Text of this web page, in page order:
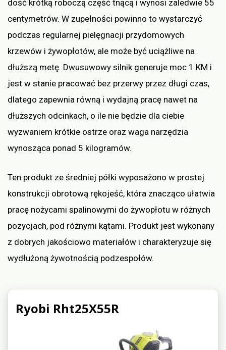
dość krótką roboczą część tnącą i wynosi zaledwie 55
centymetrów. W zupełności powinno to wystarczyć
podczas regularnej pielęgnacji przydomowych
krzewów i żywopłotów, ale może być uciążliwe na
dłuższą metę. Dwusuwowy silnik generuje moc 1 KM i
jest w stanie pracować bez przerwy przez długi czas,
dlatego zapewnia równą i wydajną pracę nawet na
dłuższych odcinkach, o ile nie będzie dla ciebie
wyzwaniem krótkie ostrze oraz waga narzędzia
wynosząca ponad 5 kilogramów.
Ten produkt ze średniej półki wyposażono w prostej
konstrukcji obrotową rękojeść, która znacząco ułatwia
pracę nożycami spalinowymi do żywopłotu w różnych
pozycjach, pod różnymi kątami. Produkt jest wykonany
z dobrych jakościowo materiałów i charakteryzuje się
wydłużoną żywotnością podzespołów.
Ryobi Rht25X55R